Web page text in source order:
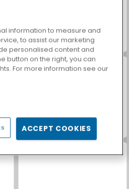
World War 2 Shooter
Royal Story
information to measure and
to assist our marketing
personalised content and
button on the right, you can
For more information see our
ACCEPT COOKIES